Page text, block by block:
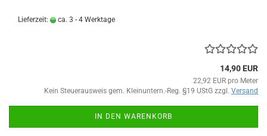
Lieferzeit: ca. 3 - 4 Werktage
14,90 EUR
22,92 EUR pro Meter
Kein Steuerausweis gem. Kleinuntern.-Reg. §19 UStG zzgl. Versand
IN DEN WARENKORB